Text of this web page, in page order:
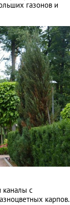
газонов и
с
карпов.